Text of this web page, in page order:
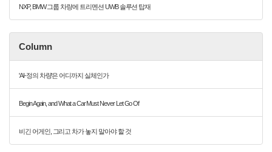
NXP, BMW 그룹 차량에 트리멘션 UWB 솔루션 탑재
Column
'AI-정의 차량'은 어디까지 실체인가
Begin Again, and What a Car Must Never Let Go Of
비긴 어게인, 그리고 차가 놓지 말아야 할 것